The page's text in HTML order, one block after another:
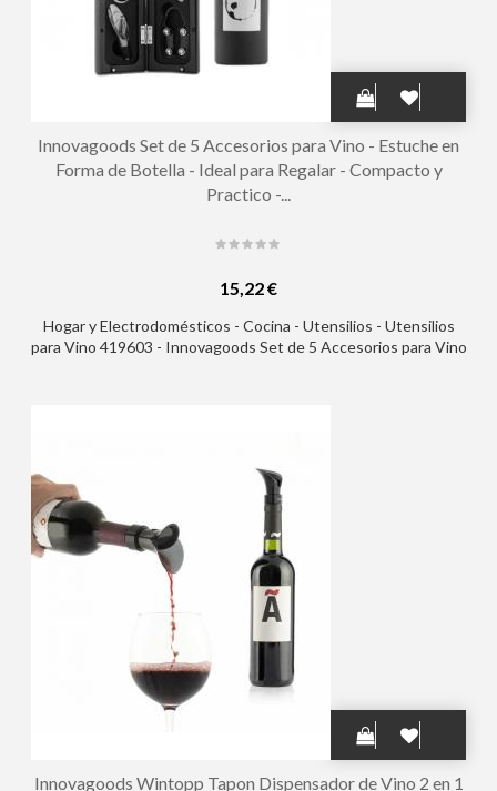
Innovagoods Set de 5 Accesorios para Vino - Estuche en
Forma de Botella - Ideal para Regalar - Compacto y
Practico -...
15,22 €
Hogar y Electrodomésticos - Cocina - Utensilios - Utensilios
para Vino 419603 - Innovagoods Set de 5 Accesorios para Vino
Innovagoods Wintopp Tapon Dispensador de Vino 2 en 1